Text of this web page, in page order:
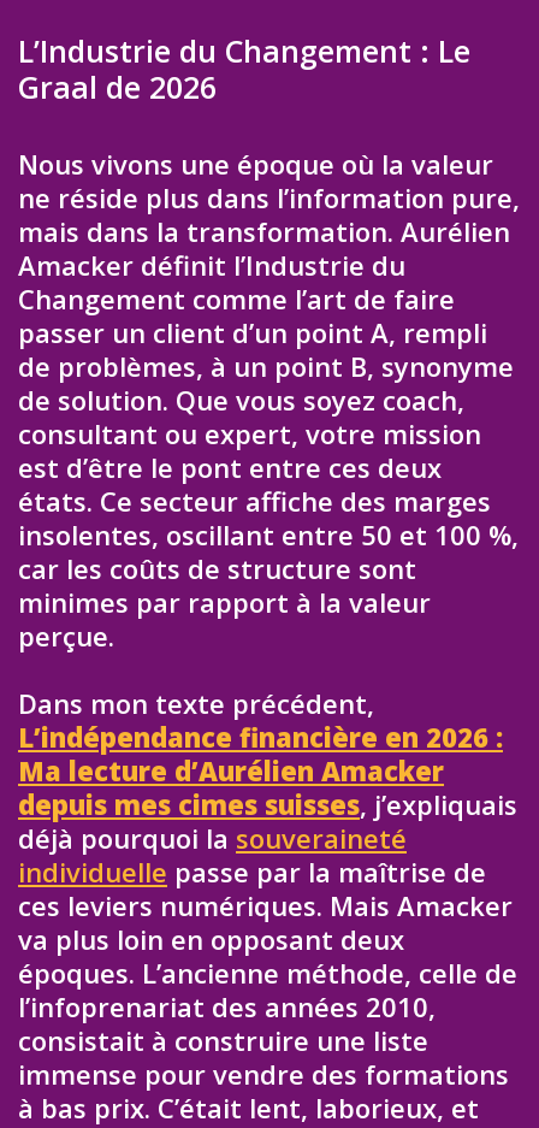
L’Industrie du Changement : Le
Graal de 2026
Nous vivons une époque où la valeur
ne réside plus dans l’information pure,
mais dans la transformation. Aurélien
Amacker définit l’Industrie du
Changement comme l’art de faire
passer un client d’un point A, rempli
de problèmes, à un point B, synonyme
de solution. Que vous soyez coach,
consultant ou expert, votre mission
est d’être le pont entre ces deux
états. Ce secteur affiche des marges
insolentes, oscillant entre 50 et 100 %,
car les coûts de structure sont
minimes par rapport à la valeur
perçue.
Dans mon texte précédent,
L’indépendance financière en 2026 :
Ma lecture d’Aurélien Amacker
depuis mes cimes suisses, j’expliquais
déjà pourquoi la souveraineté
individuelle passe par la maîtrise de
ces leviers numériques. Mais Amacker
va plus loin en opposant deux
époques. L’ancienne méthode, celle de
l’infoprenariat des années 2010,
consistait à construire une liste
immense pour vendre des formations
à bas prix. C’était lent, laborieux, et